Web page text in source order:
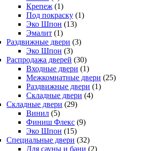
Крепеж (1)
Под покраску (1)
Эко Шпон (13)
Эмалит (1)
Раздвижные двери (3)
Эко Шпон (3)
Распродажа дверей (30)
Входные двери (1)
Межкомнатные двери (25)
Раздвижные двери (1)
Складные двери (4)
Складные двери (29)
Винил (5)
Финиш Флекс (9)
Эко Шпон (15)
Специальные двери (32)
Для сауны и бани (2)